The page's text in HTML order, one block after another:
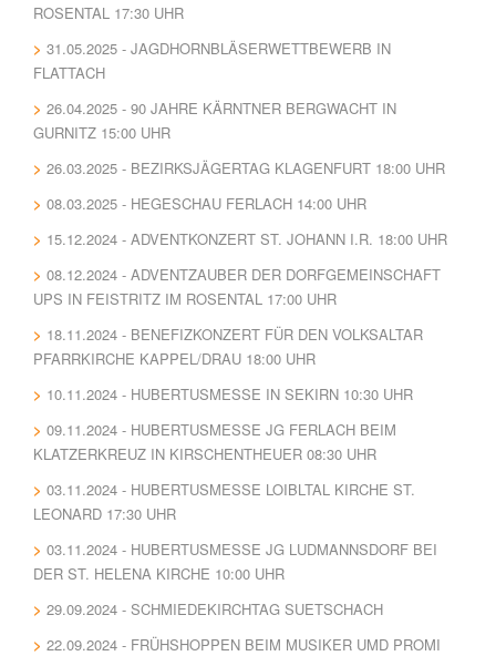
ROSENTAL 17:30 UHR
31.05.2025 - JAGDHORNBLÄSERWETTBEWERB IN
FLATTACH
26.04.2025 - 90 JAHRE KÄRNTNER BERGWACHT IN
GURNITZ 15:00 UHR
26.03.2025 - BEZIRKSJÄGERTAG KLAGENFURT 18:00 UHR
08.03.2025 - HEGESCHAU FERLACH 14:00 UHR
15.12.2024 - ADVENTKONZERT ST. JOHANN I.R. 18:00 UHR
08.12.2024 - ADVENTZAUBER DER DORFGEMEINSCHAFT
UPS IN FEISTRITZ IM ROSENTAL 17:00 UHR
18.11.2024 - BENEFIZKONZERT FÜR DEN VOLKSALTAR
PFARRKIRCHE KAPPEL/DRAU 18:00 UHR
10.11.2024 - HUBERTUSMESSE IN SEKIRN 10:30 UHR
09.11.2024 - HUBERTUSMESSE JG FERLACH BEIM
KLATZERKREUZ IN KIRSCHENTHEUER 08:30 UHR
03.11.2024 - HUBERTUSMESSE LOIBLTAL KIRCHE ST.
LEONARD 17:30 UHR
03.11.2024 - HUBERTUSMESSE JG LUDMANNSDORF BEI
DER ST. HELENA KIRCHE 10:00 UHR
29.09.2024 - SCHMIEDEKIRCHTAG SUETSCHACH
22.09.2024 - FRÜHSHOPPEN BEIM MUSIKER UMD PROMI